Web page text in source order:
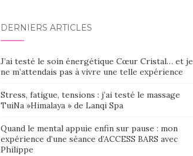
DERNIERS ARTICLES
J’ai testé le soin énergétique Cœur Cristal… et je
ne m’attendais pas à vivre une telle expérience
Stress, fatigue, tensions : j’ai testé le massage
TuiNa »Himalaya » de Lanqi Spa
Quand le mental appuie enfin sur pause : mon
expérience d’une séance d’ACCESS BARS avec
Philippe